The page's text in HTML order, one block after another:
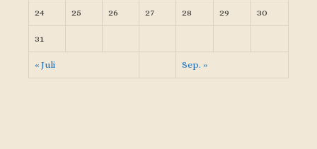
24 25 26 27 28 29 30
31
« Juli Sep. »